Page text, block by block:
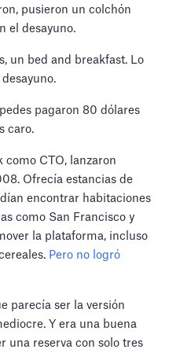
pusieron un colchón
el desayuno.
un bed and breakfast. Lo
pagaron 80 dólares
caro.
como CTO, lanzaron
Ofrecía estancias de
encontrar habitaciones
como San Francisco y
la plataforma, incluso
Pero no logró
parecía ser la versión
Y era una buena
una reserva con solo tres